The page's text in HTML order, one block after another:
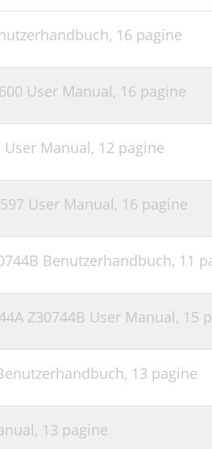
16 pagine
User Manual, 16 pagine
User Manual, 12 pagine
User Manual, 16 pagine
Benutzerhandbuch, 11
Z30744B User Manual, 15
13 pagine
13 pagine